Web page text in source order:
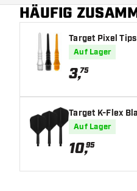
Form Barrelnase
Barrel Gripzone
Barrelform
Gewicht
Barreldurchmesser
Barrellänge (MM)
HÄUFIG
Target Pixel
Auf Lager
3,75
Target K-Flex
Auf Lager
10,95